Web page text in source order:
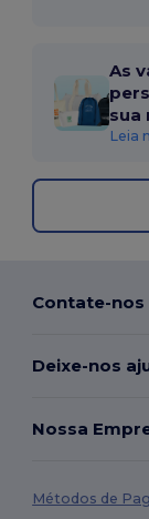
As
sua
Leia
Contate-nos
Deixe-nos
Nossa
Métodos de